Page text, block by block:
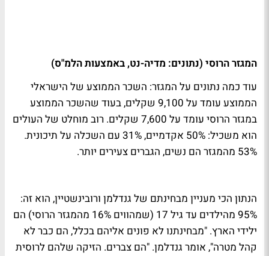
המגזר הרוסי (נתונים: מדיה-נט, באמצעות הלמ"ס)
עוד כמה נתונים על המגזר: השכר הממוצע של הישראלי
הממוצע עומד על 9,100 שקלים, בעוד שהשכר הממוצע
במגזר הרוסי עומד על 7,600 שקלים. רוב מוחלט של העולים
הוא משכיל: 50% אקדמיים, 31% עם השכלה על תיכונית.
53% מהמגזר הם נשים, הגברים צעירים יותר.
הנתון הכי מעניין מבחינתם של גנדלמן ורובינשטיין, הוא זה:
95% מהילדים עד גיל 17 (שמהווים 16% מהמגזר הרוסי) הם
ילידי הארץ. "מבחינתנו לא פונים אליהם בכלל, הם כבר לא
קהל מטרה", אומר גנדלמן. "הם צברים. הזיקה שלהם לרוסית